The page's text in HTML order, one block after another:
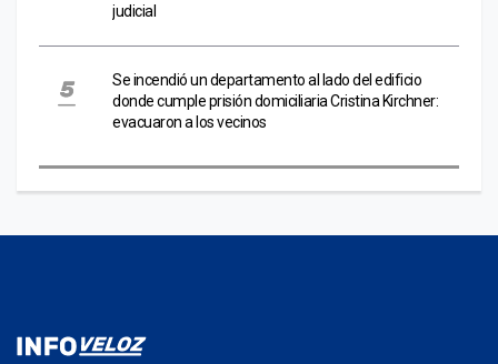
judicial
Se incendió un departamento al lado del edificio
donde cumple prisión domiciliaria Cristina Kirchner:
evacuaron a los vecinos